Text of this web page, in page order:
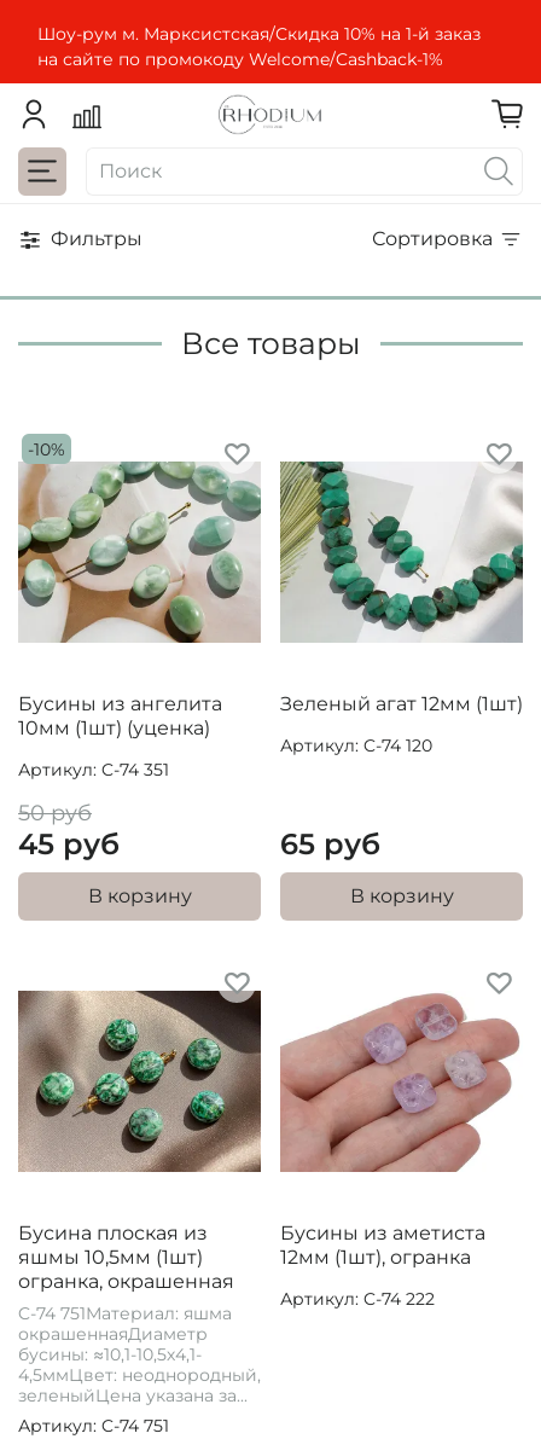
Шоу-рум м. Марксистская/Скидка 10% на 1-й заказ
на сайте по промокоду Welcome/Cashbaсk-1%
Фильтры Сортировка
Все товары
-10%
Бусины из ангелита
10мм (1шт) (уценка)
Артикул: C-74 351
50 руб
45 руб
В корзину
Зеленый агат 12мм (1шт)
Артикул: C-74 120
65 руб
В корзину
Бусина плоская из
яшмы 10,5мм (1шт)
огранка, окрашенная
C-74 751Материал: яшма
окрашеннаяДиаметр
бусины: ≈10,1-10,5х4,1-
4,5ммЦвет: неоднородный,
зеленыйЦена указана за...
Артикул: C-74 751
Бусины из аметиста
12мм (1шт), огранка
Артикул: C-74 222